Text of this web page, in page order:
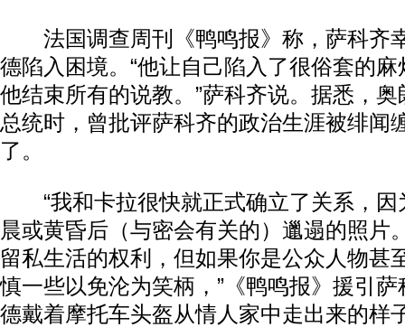
法国调查周刊《鸭鸣报》称，萨科齐
德陷入困境。“他让自己陷入了很俗套的
他结束所有的说教。”萨科齐说。据悉，
总统时，曾批评萨科齐的政治生涯被绯闻
了。
“我和卡拉很快就正式确立了关系，因
晨或黄昏后（与密会有关的）邋遢的照片
留私生活的权利，但如果你是公众人物甚
慎一些以免沦为笑柄，”《鸭鸣报》援引萨
德戴着摩托车头盔从情人家中走出来的样